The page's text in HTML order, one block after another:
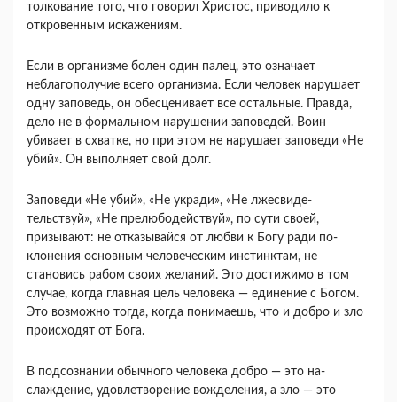
толкование того, что говорил Христос, приводило к
откровенным искажениям.
Если в организме болен один палец, это означает
неблагополучие всего организма. Если человек нару­шает
одну заповедь, он обесценивает все остальные. Правда,
дело не в формальном нарушении запове­дей. Воин
убивает в схватке, но при этом не наруша­ет заповеди «Не
убий». Он выполняет свой долг.
Заповеди «Не убий», «Не укради», «Не лжесвиде­
тельствуй», «Не прелюбодействуй», по сути своей,
призывают: не отказывайся от любви к Богу ради по­
клонения основным человеческим инстинктам, не
становись рабом своих желаний. Это достижимо в том
случае, когда главная цель человека — единение с Богом.
Это возможно тогда, когда понимаешь, что и добро и зло
происходят от Бога.
В подсознании обычного человека добро — это на­
слаждение, удовлетворение вожделения, а зло — это